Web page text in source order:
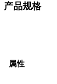
产品规格
属性